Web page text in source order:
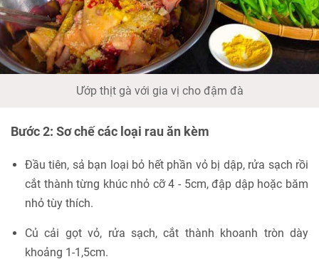
Ướp thịt gà với gia vị cho đậm đà
Bước 2: Sơ chế các loại rau ăn kèm
Đầu tiên, sả bạn loại bỏ hết phần vỏ bị dập, rửa sạch rồi
cắt thành từng khúc nhỏ cỡ 4 - 5cm, đập dập hoặc băm
nhỏ tùy thích.
Củ cải gọt vỏ, rửa sạch, cắt thành khoanh tròn dày
khoảng 1-1,5cm.